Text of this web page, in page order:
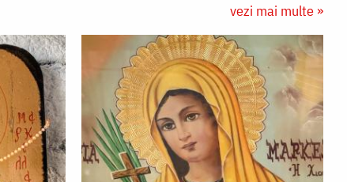
vezi mai multe »